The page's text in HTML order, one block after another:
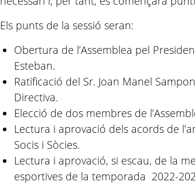
Els punts de la sessió seran:
Obertura de l’Assemblea pel
Esteban.
Ratificació del Sr. Joan Manel
Directiva.
Elecció de dos membres de
Lectura i aprovació dels acords de
Socis i Sòcies.
Lectura i aprovació, si escau, de la
esportives de la temporada 2022-